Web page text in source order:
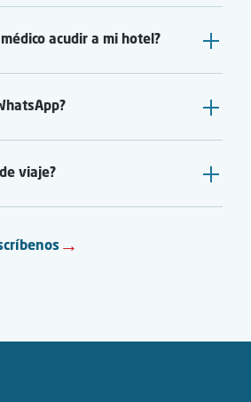
acudir a mi hotel?
viaje?
→